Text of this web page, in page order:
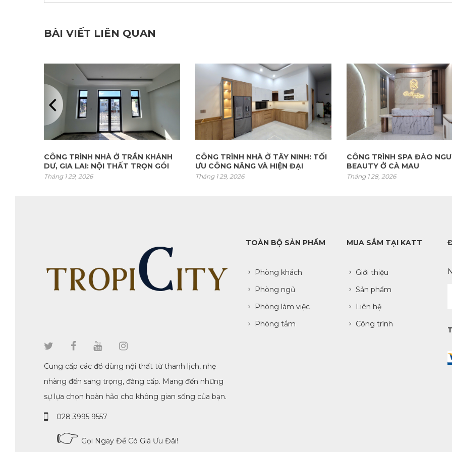
BÀI VIẾT LIÊN QUAN
CÔNG TRÌNH NHÀ Ở TÂY NINH: TỐI
ƯU CÔNG NĂNG VÀ HIỆN ĐẠI
Tháng 1 29, 2026
CÔNG TRÌNH SPA ĐÀO NGUYỄN
BEAUTY Ở CÀ MAU
Tháng 1 28, 2026
CÔNG TRÌNH NHÀ Ở LIÊN
QUẬN 9
Tháng mười một 27, 2025
Cung cấp các đồ dùng nội thất từ thanh lịch, nhẹ
nhàng đến sang trọng, đẳng cấp. Mang đến những
sự lựa chọn hoàn hảo cho không gian sống của bạn.
028 3995 9557
👉 Gọi Ngay Để Có Giá Ưu Đãi!
TOÀN BỘ SẢN PHẨM
Phòng khách
Phòng ngủ
Phòng làm việc
Phòng tắm
MUA SẮM TẠI KATT
Giới thiệu
Sản phẩm
Liên hệ
Công trình